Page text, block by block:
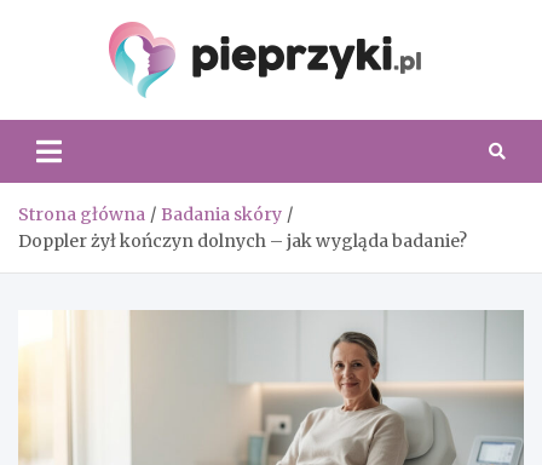
Strona główna
Badania skóry
Doppler żył kończyn dolnych – jak wygląda badanie?